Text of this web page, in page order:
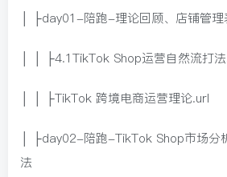
│ ├day01-陪跑-理论回顾、店铺管理
│ │ ├4.1TikTok Shop运营自然流打
│ │ ├TikTok 跨境电商运营理论.url
│ ├day02-陪跑-TikTok Shop市场分
法